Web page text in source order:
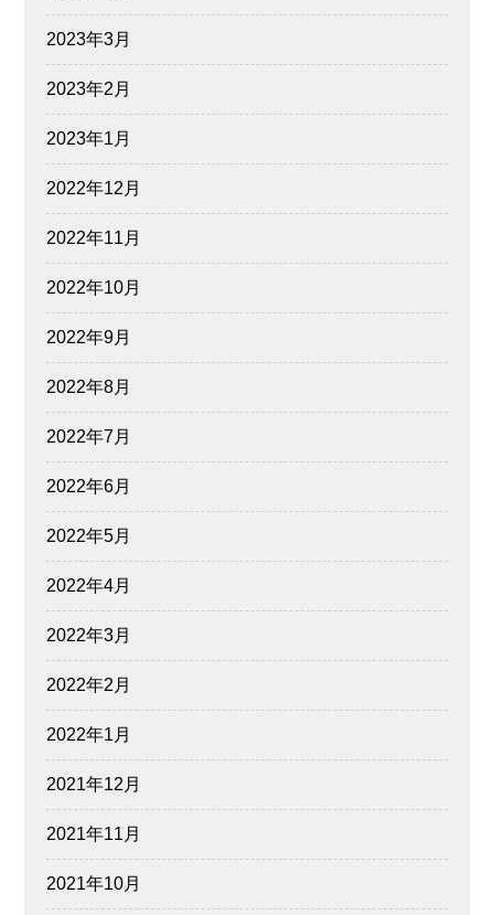
2023年3月
2023年2月
2023年1月
2022年12月
2022年11月
2022年10月
2022年9月
2022年8月
2022年7月
2022年6月
2022年5月
2022年4月
2022年3月
2022年2月
2022年1月
2021年12月
2021年11月
2021年10月